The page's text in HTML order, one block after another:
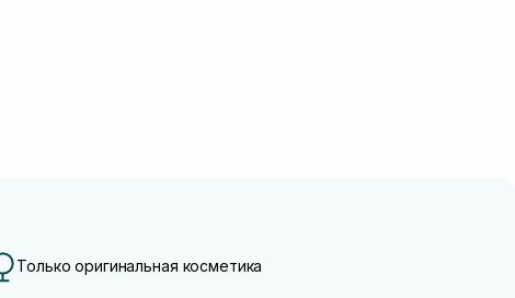
Только оригинальная косметика